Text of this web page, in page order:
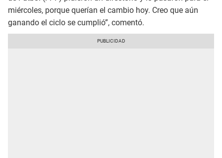
miércoles, porque querían el cambio hoy. Creo que aún
ganando el ciclo se cumplió”, comentó.